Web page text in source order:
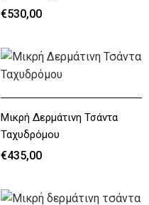
€530,00
Μικρή Δερμάτινη Τσάντα
Ταχυδρόμου
€435,00